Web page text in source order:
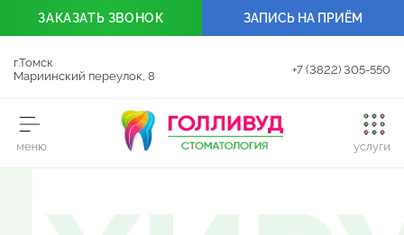
г.Томск
Мариинский переулок, 8
+7 (3822) 305-550
ЗАКАЗАТЬ ЗВОНОК ЗАПИСЬ НА ПРИЁМ